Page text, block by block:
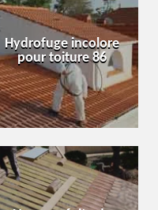
Hydrofuge incolore
pour toiture 86